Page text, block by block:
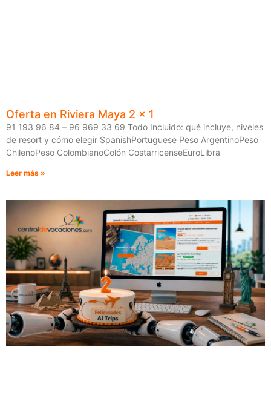
Oferta en Riviera Maya 2 x 1
91 193 96 84 – 96 969 33 69 Todo Incluido: qué incluye, niveles
de resort y cómo elegir SpanishPortuguese Peso ArgentinoPeso
ChilenoPeso ColombianoColón CostarricenseEuroLibra
Leer más »